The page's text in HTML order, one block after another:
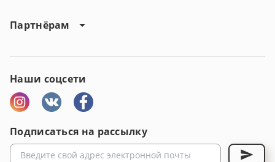
Партнёрам
Наши соцсети
Подписаться на рассылку